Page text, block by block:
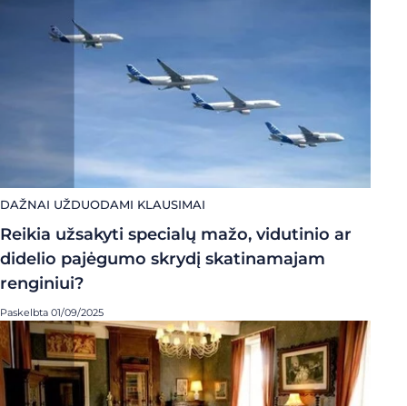
DAŽNAI UŽDUODAMI KLAUSIMAI
Reikia užsakyti specialų mažo, vidutinio ar
didelio pajėgumo skrydį skatinamajam
renginiui?
Paskelbta 01/09/2025